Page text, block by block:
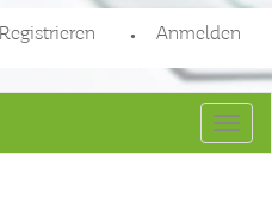
Registrieren Anmelden